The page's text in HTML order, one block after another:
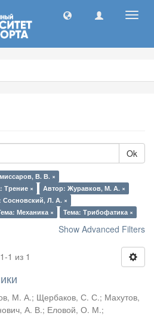
Ok
В. В. ×
Трение ×
Автор: Журавков, М. А. ×
Сосновский, Л. А. ×
Механика × Тема: Трибофатика ×
Show Advanced Filters
1 из 1
М. А.; Щербаков, С. С.; Махутов,
А. В.; Еловой, О. М.;